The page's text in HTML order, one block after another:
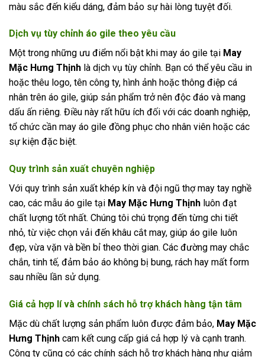
màu sắc đến kiểu dáng, đảm bảo sự hài lòng tuyệt đối.
Dịch vụ tùy chỉnh áo gile theo yêu cầu
Một trong những ưu điểm nổi bật khi may áo gile tại May
Mặc Hưng Thịnh là dịch vụ tùy chỉnh. Bạn có thể yêu cầu in
hoặc thêu logo, tên công ty, hình ảnh hoặc thông điệp cá
nhân trên áo gile, giúp sản phẩm trở nên độc đáo và mang
dấu ấn riêng. Điều này rất hữu ích đối với các doanh nghiệp,
tổ chức cần may áo gile đồng phục cho nhân viên hoặc các
sự kiện đặc biệt.
Quy trình sản xuất chuyên nghiệp
Với quy trình sản xuất khép kín và đội ngũ thợ may tay nghề
cao, các mẫu áo gile tại May Mặc Hưng Thịnh luôn đạt
chất lượng tốt nhất. Chúng tôi chú trọng đến từng chi tiết
nhỏ, từ việc chọn vải đến khâu cắt may, giúp áo gile luôn
đẹp, vừa vặn và bền bỉ theo thời gian. Các đường may chắc
chắn, tinh tế, đảm bảo áo không bị bung, rách hay mất form
sau nhiều lần sử dụng.
Giá cả hợp lí và chính sách hỗ trợ khách hàng tận tâm
Mặc dù chất lượng sản phẩm luôn được đảm bảo, May Mặc
Hưng Thịnh cam kết cung cấp giá cả hợp lý và cạnh tranh.
Công ty cũng có các chính sách hỗ trợ khách hàng như giảm